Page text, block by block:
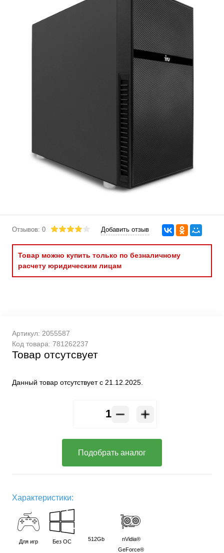
Отзывов: 0 Добавить отзыв
Товар можно купить только по безналичному
расчету юридическим лицам
Артикул: 2055587
Код товара: 781262237
Товар отсутсвует
Данный товар отсутствует с 21.12.2025.
Подобрать аналог
Характеристики:
Для игр Без ОС 512Gb
nVidia®
GeForce®